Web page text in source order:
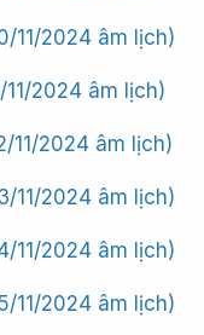
11/2024 âm lịch)
2024 âm lịch)
11/2024 âm lịch)
11/2024 âm lịch)
11/2024 âm lịch)
11/2024 âm lịch)